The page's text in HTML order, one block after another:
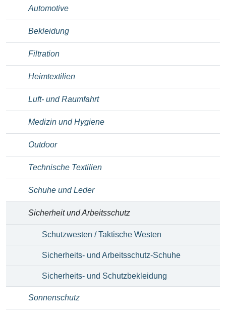
Automotive
Bekleidung
Filtration
Heimtextilien
Luft- und Raumfahrt
Medizin und Hygiene
Outdoor
Technische Textilien
Schuhe und Leder
Sicherheit und Arbeitsschutz
Schutzwesten / Taktische Westen
Sicherheits- und Arbeitsschutz-Schuhe
Sicherheits- und Schutzbekleidung
Sonnenschutz